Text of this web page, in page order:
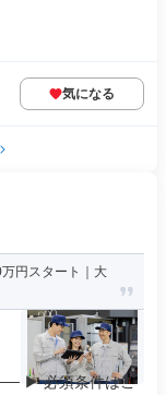
気になる
円スタート｜大
▶ 必須条件はこ